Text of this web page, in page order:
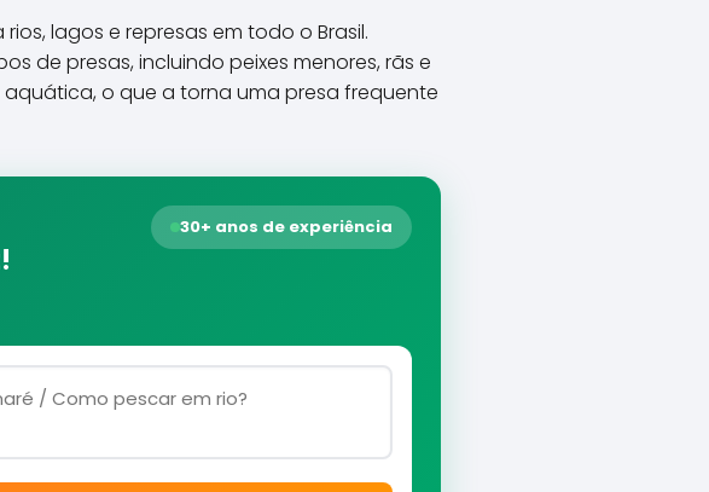
lagos e represas em todo o Brasil.
de presas, incluindo peixes menores, rãs e
o que a torna uma presa frequente
30+ anos de experiência